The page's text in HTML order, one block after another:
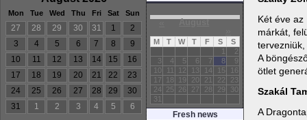
Mon Tue Wed Thu Fri Sat Sun
27 28 29 30 31 1
2
3
4 5 6 7 8
9
10
11 12 13 14 15
16
17
18 19 20 21 22
23
24
25 26 27 28 29
30
31
1 2 3 4 5 6
« August
M T W T F S
S
1
2
3
4 5 6 7 8
9
10
11 12 13 14 15
16
17
18 19 20 21 22
23
24
25 26 27 28 29
30
31
Fresh news
Két éve
márkát,
A
ötlet
Szakál
A